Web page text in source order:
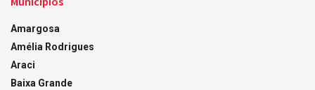
Amargosa
Amélia Rodrigues
Araci
Baixa Grande